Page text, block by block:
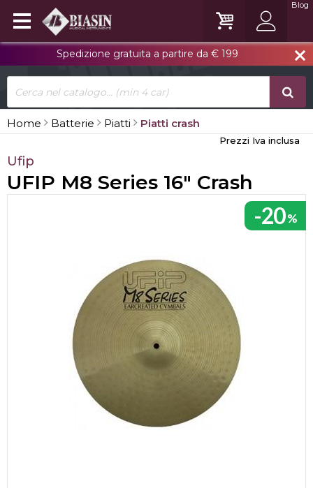
close
Spedizione gratuita a partire da € 199
Blog
Home Batterie Piatti Piatti crash
Prezzi Iva inclusa
Ufip
UFIP M8 Series 16" Crash
-20%